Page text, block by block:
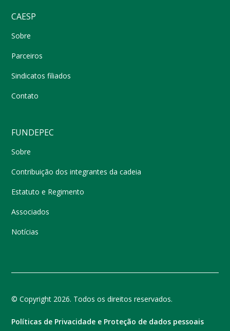
CAESP
Sobre
Parceiros
Sindicatos filiados
Contato
FUNDEPEC
Sobre
Contribuição dos integrantes da cadeia
Estatuto e Regimento
Associados
Notícias
© Copyright 2026. Todos os direitos reservados.
Políticas de Privacidade e Proteção de dados pessoais